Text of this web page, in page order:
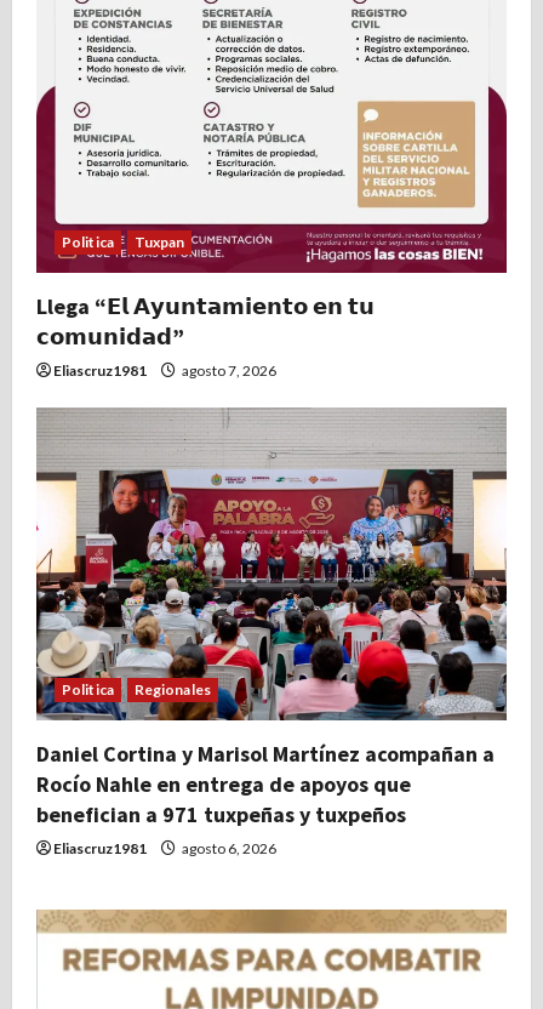
Politica Tuxpan
Llega “𝗘𝗹 𝗔𝘆𝘂𝗻𝘁𝗮𝗺𝗶𝗲𝗻𝘁𝗼 𝗲𝗻 𝘁𝘂
𝗰𝗼𝗺𝘂𝗻𝗶𝗱𝗮𝗱”
Eliascruz1981 agosto 7, 2026
Politica Regionales
Daniel Cortina y Marisol Martínez acompañan a
Rocío Nahle en entrega de apoyos que
benefician a 971 tuxpeñas y tuxpeños
Eliascruz1981 agosto 6, 2026